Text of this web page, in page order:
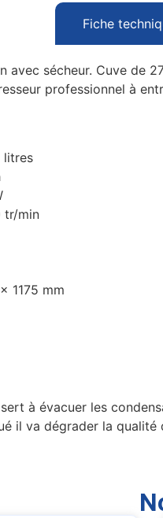
Fiche
avec sécheur. Cuve de
professionnel à
litres
tr/min
1175 mm
à évacuer les
il va dégrader la